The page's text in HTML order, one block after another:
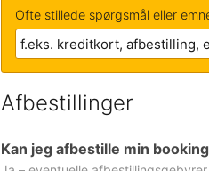
Ofte stillede spørgsmål eller
Afbestillinger
Kan jeg afbestille min